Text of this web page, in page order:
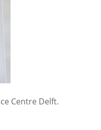
Centre Delft.